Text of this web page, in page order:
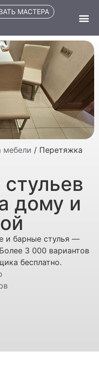
МАСТЕРА
мебели / Перетяжка
дому и
и барные стулья —
3 000 вариантов
бесплатно.